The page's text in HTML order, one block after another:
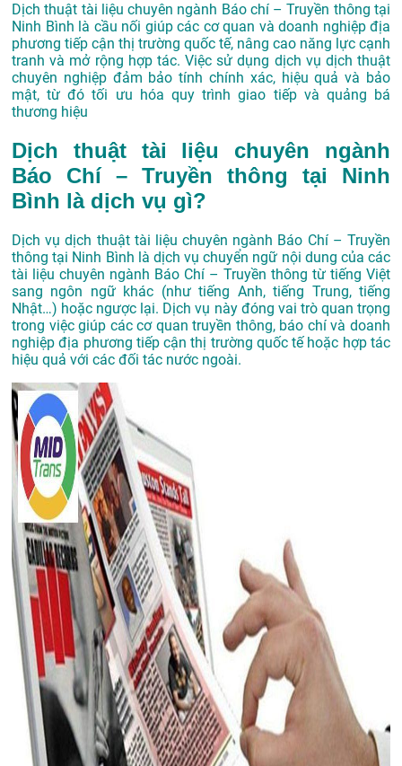
Dịch thuật tài liệu chuyên ngành Báo chí – Truyền thông tại
Ninh Bình là cầu nối giúp các cơ quan và doanh nghiệp địa
phương tiếp cận thị trường quốc tế, nâng cao năng lực cạnh
tranh và mở rộng hợp tác. Việc sử dụng dịch vụ dịch thuật
chuyên nghiệp đảm bảo tính chính xác, hiệu quả và bảo
mật, từ đó tối ưu hóa quy trình giao tiếp và quảng bá
thương hiệu
Dịch thuật tài liệu chuyên ngành
Báo Chí – Truyền thông tại Ninh
Bình là dịch vụ gì?
Dịch vụ dịch thuật tài liệu chuyên ngành Báo Chí – Truyền
thông tại Ninh Bình là dịch vụ chuyển ngữ nội dung của các
tài liệu chuyên ngành Báo Chí – Truyền thông từ tiếng Việt
sang ngôn ngữ khác (như tiếng Anh, tiếng Trung, tiếng
Nhật…) hoặc ngược lại. Dịch vụ này đóng vai trò quan trọng
trong việc giúp các cơ quan truyền thông, báo chí và doanh
nghiệp địa phương tiếp cận thị trường quốc tế hoặc hợp tác
hiệu quả với các đối tác nước ngoài.